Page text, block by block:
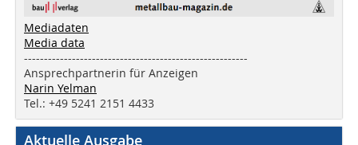
Mediadaten
Media data
--------------------------------------------------------
Ansprechpartnerin für Anzeigen
Narin Yelman
Tel.: +49 5241 2151 4433
Aktuelle Ausgabe